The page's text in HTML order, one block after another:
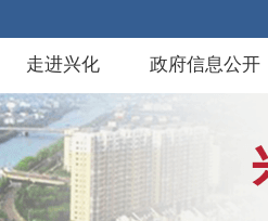
走进兴化 政府信息公开